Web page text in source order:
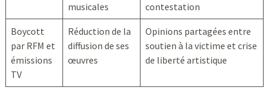
musicales
contestation
Boycott
par RFM et
émissions
TV
Réduction de la
diffusion de ses
œuvres
Opinions partagées entre
soutien à la victime et crise
de liberté artistique